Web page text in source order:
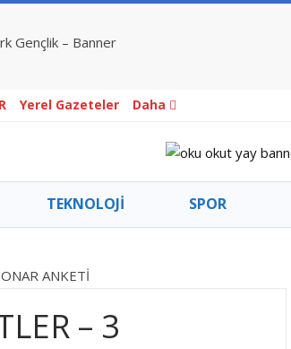
Yerel Gazeteler Daha
TEKNOLOJİ SPOR
– 3